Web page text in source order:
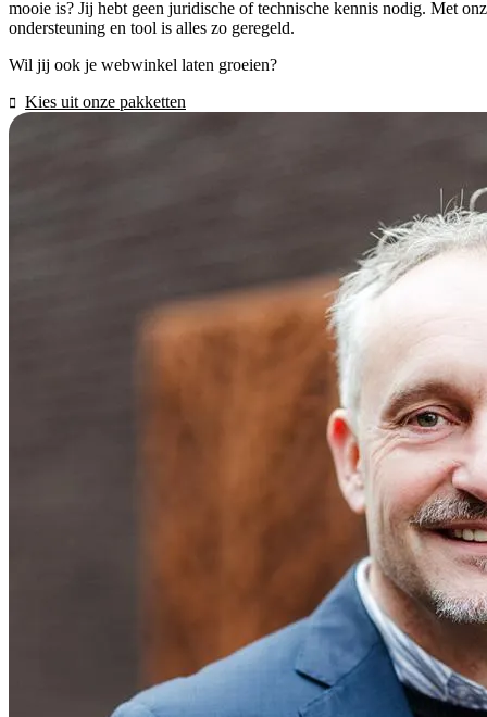
mooie is? Jij hebt geen juridische of technische kennis nodig. Met
ondersteuning en tool is alles zo geregeld.
Wil jij ook je webwinkel laten groeien?
Kies uit onze pakketten